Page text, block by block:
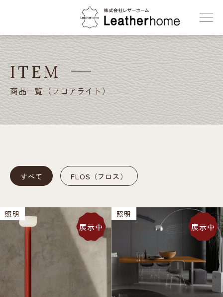
株式会社レザーホーム
ITEM
商品一覧（フロアライト）
すべて FLOS（フロス）
照明
展示中
照明
展示中